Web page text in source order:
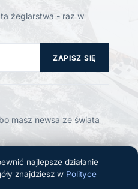
żeglarstwa - raz w
ZAPISZ SIĘ
masz newsa ze świata
najlepsze działanie
znajdziesz w Polityce